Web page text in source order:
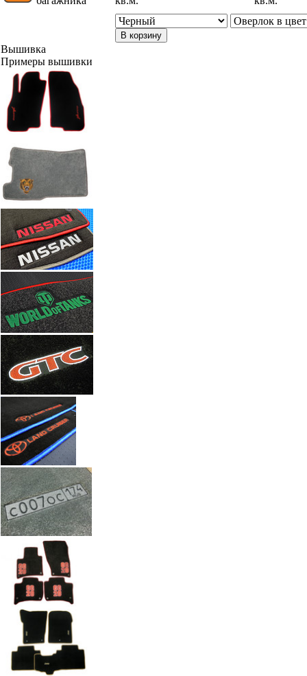
Автоковрики с вышивкой по индивидуальному заказу. Работы
Введите размеры вышивки
Размер (см)
Кол-во
Стоимость
2 100 руб.
Оформить заказ
Звоните:
купить коврик в машину.
Наши работы